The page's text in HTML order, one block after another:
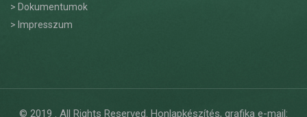
> Dokumentumok
> Impresszum
© 2019 . All Rights Reserved. Honlapkészítés, grafika e-mail: